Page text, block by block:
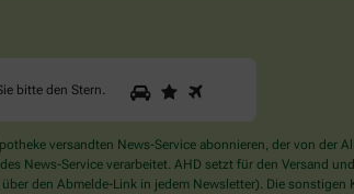
bitte den Stern
Sind
Sie
Mensch?
Dann
wählen
1 2
versandten News-Service abonnieren, der von
News-Service verarbeitet. AHD setzt für den Versand
den Abmelde-Link in jedem Newsletter). Die